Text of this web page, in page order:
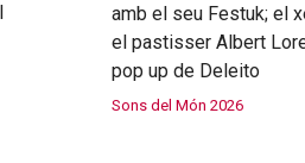
amb el seu Festuk; el
el pastisser Albert
pop up de Deleito
Sons del Món 2026